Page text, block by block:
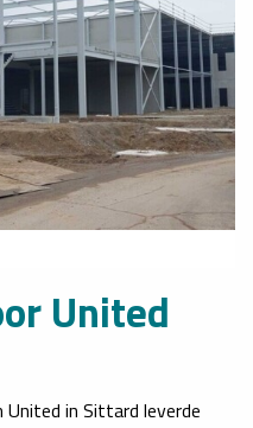
United
in Sittard leverde